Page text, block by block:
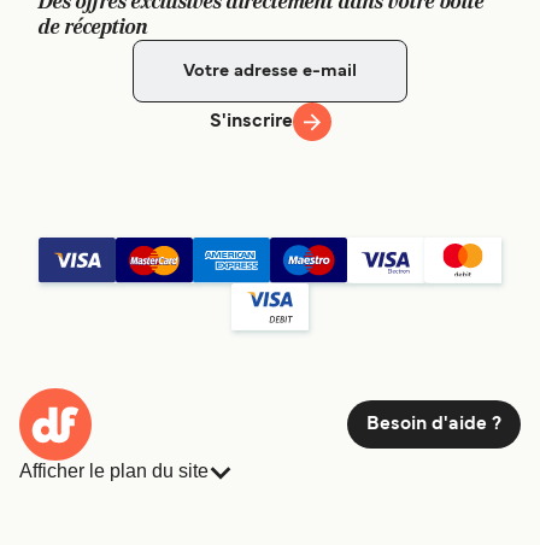
de réception
S'inscrire
Besoin d'aide ?
Afficher le plan du site